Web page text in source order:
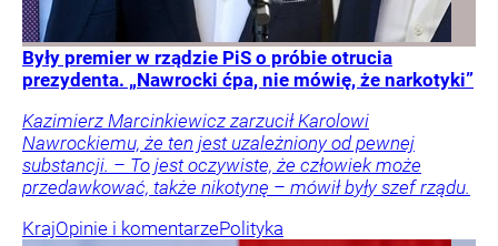
Były premier w rządzie PiS o próbie otrucia
prezydenta. „Nawrocki ćpa, nie mówię, że narkotyki”
Kazimierz Marcinkiewicz zarzucił Karolowi
Nawrockiemu, że ten jest uzależniony od pewnej
substancji. – To jest oczywiste, że człowiek może
przedawkować, także nikotynę – mówił były szef rządu.
KrajOpinie i komentarzePolityka